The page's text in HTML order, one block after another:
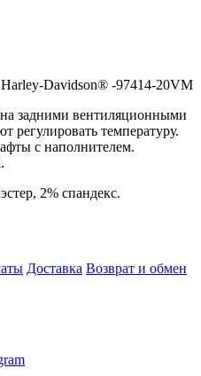
Davidson® -97414-20VM
задними вентиляционными
регулировать температуру.
с наполнителем.
2% спандекс.
Доставка Возврат и обмен